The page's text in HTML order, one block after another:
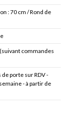
: 70 cm / Rond de
commandes
porte sur RDV -
- à partir de